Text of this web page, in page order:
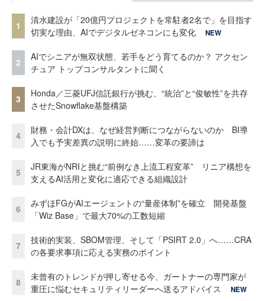
1
清水建設が「20億円プロジェクトを常駐者2名で」を目指す
切実な理由、AIでデジタルゼネコンにも変化
NEW
2
AIでシニアが無双状態、若手をどう育てるのか？ アクセン
チュア トップコンサルタントに聞く
3
Honda／三菱UFJ信託銀行が挑む、“統治”と“俊敏性”を共存
させたSnowflake基盤構築
4
財務・会計DXは、なぜ経営判断につながらないのか BI導
入でも予実差異の説明に終始……変革の要諦は
5
JR東海がNRIと挑む“前例なき上流工程変革” リニア構想を
支えるAI活用と変化に適応できる組織設計
6
みずほFGがAIエージェントの“量産体制”を確立 開発基盤
「Wiz Base」で最大70%の工数短縮
7
技術的実装、SBOM管理、そして「PSIRT 2.0」へ……CRA
の各要求事項に応える実務のポイント
8
未曾有のトレンドが押し寄せる今、ガートナーの専門家が
重圧に悩むセキュリティリーダーへ送るアドバイス
NEW